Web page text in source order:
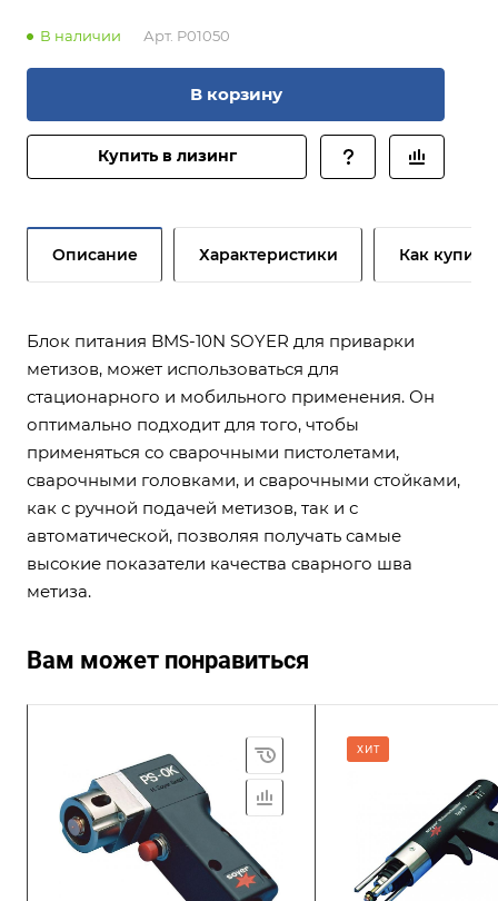
В наличии Арт. P01050
В корзину
Купить в лизинг
Описание Характеристики Как купить
Блок питания BMS-10N SOYER для приварки
метизов, может использоваться для
стационарного и мобильного применения. Он
оптимально подходит для того, чтобы
применяться со сварочными пистолетами,
сварочными головками, и сварочными стойками,
как с ручной подачей метизов, так и с
автоматической, позволяя получать самые
высокие показатели качества сварного шва
метиза.
Вам может понравиться
ХИТ